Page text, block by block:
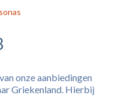
onze aanbiedingen
Griekenland. Hierbij